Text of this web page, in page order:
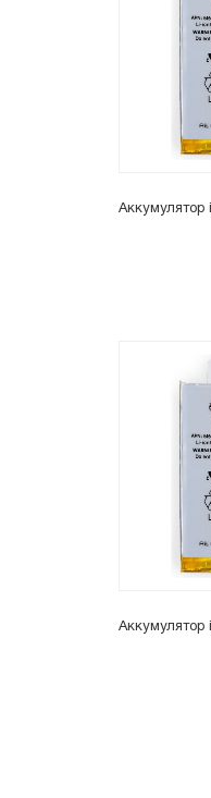
Аккумулятор
Аккумулятор